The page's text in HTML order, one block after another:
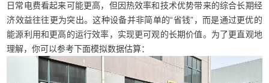
日常电费看起来可能更高，但因热效率和技术优势带来的综合长期经
济效益往往更为突出。这种设备并非简单的“省钱”，而是通过更优的
能源利用和更高的运行效率，实现更可观的长期价值。为了更直观地
理解，你可以参考下面模拟数据估算：